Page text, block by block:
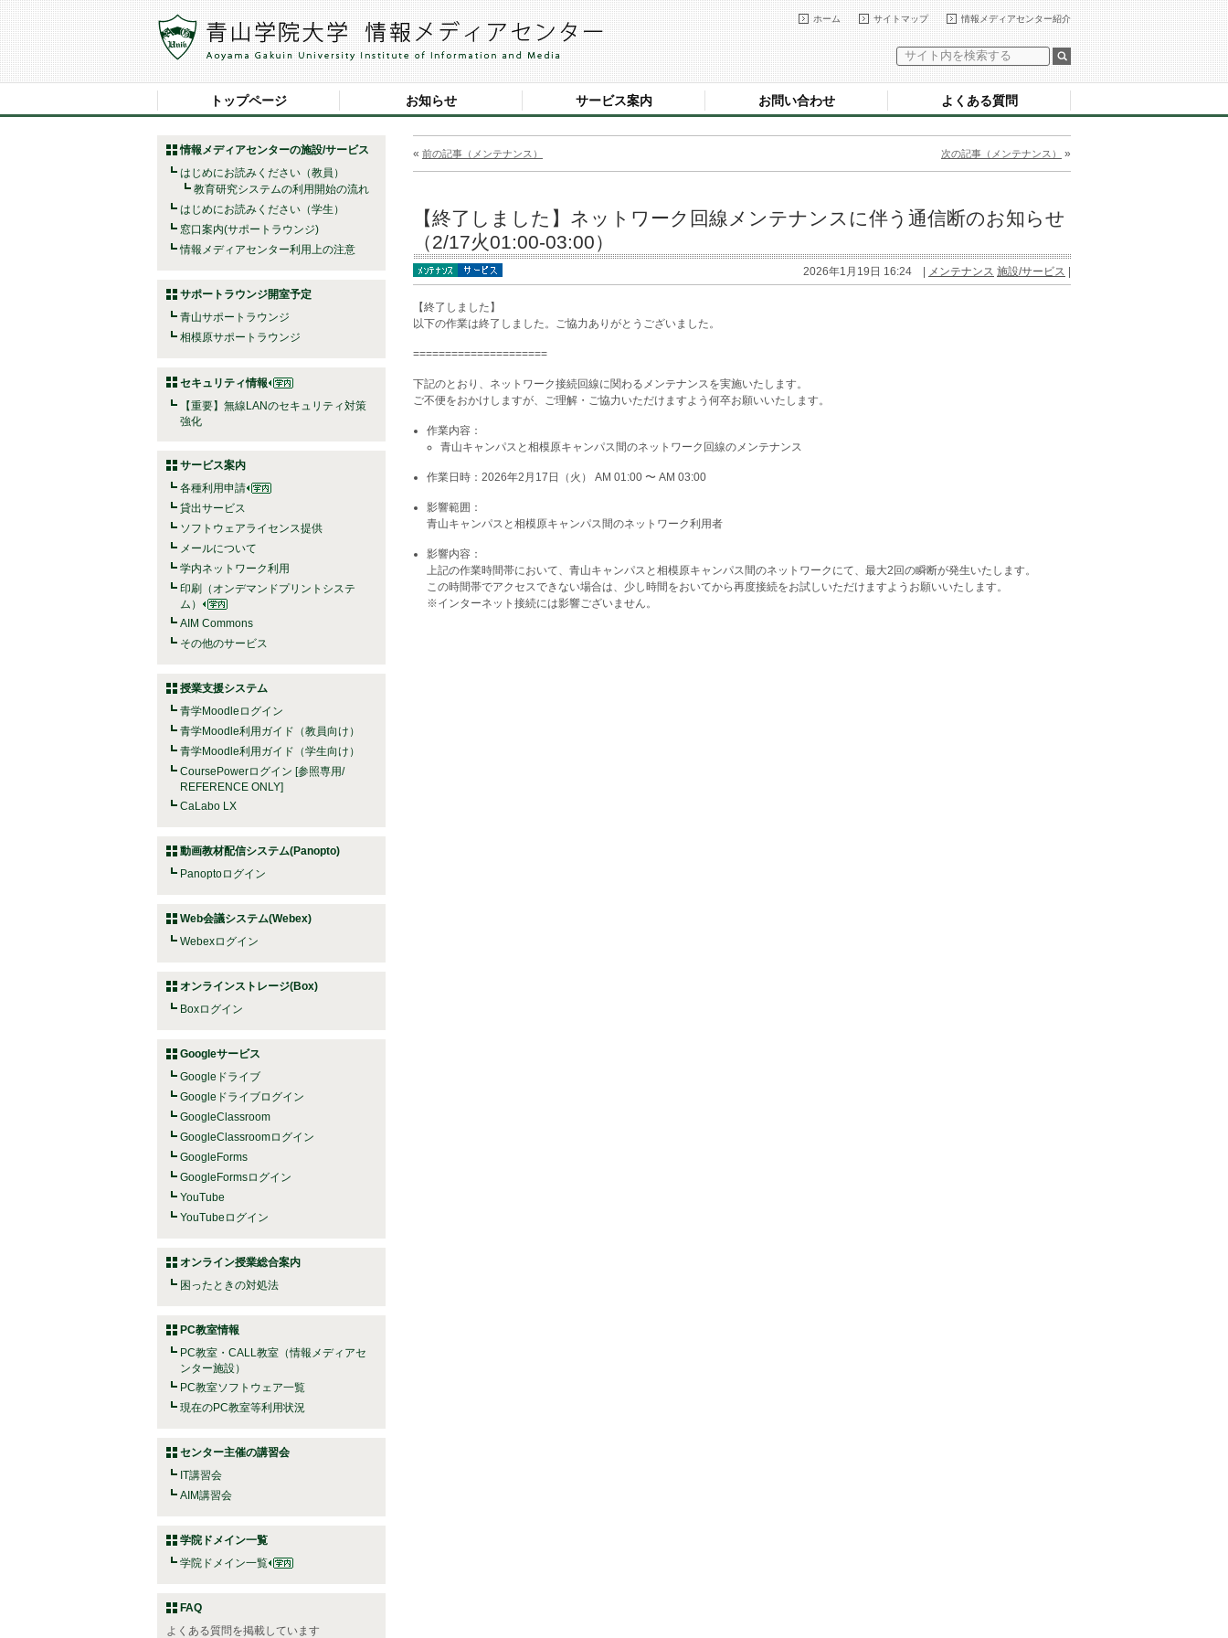
情報メディアセンター紹介
サイトマップ
ホーム
トップページ お知らせ サービス案内 お問い合わせ よくある質問
情報メディアセンターの施設/サービス
はじめにお読みください（教員）
教育研究システムの利用開始の流れ
はじめにお読みください（学生）
窓口案内(サポートラウンジ)
情報メディアセンター利用上の注意
サポートラウンジ開室予定
青山サポートラウンジ
相模原サポートラウンジ
セキュリティ情報
【重要】無線LANのセキュリティ対策
強化
サービス案内
各種利用申請
貸出サービス
ソフトウェアライセンス提供
メールについて
学内ネットワーク利用
印刷（オンデマンドプリントシステ
ム）
AIM Commons
その他のサービス
授業支援システム
青学Moodleログイン
青学Moodle利用ガイド（教員向け）
青学Moodle利用ガイド（学生向け）
CoursePowerログイン [参照専用/
REFERENCE ONLY]
CaLabo LX
動画教材配信システム(Panopto)
Panoptoログイン
Web会議システム(Webex)
Webexログイン
オンラインストレージ(Box)
Boxログイン
Googleサービス
Googleドライブ
Googleドライブログイン
GoogleClassroom
GoogleClassroomログイン
GoogleForms
GoogleFormsログイン
YouTube
YouTubeログイン
オンライン授業総合案内
困ったときの対処法
PC教室情報
PC教室・CALL教室（情報メディアセ
ンター施設）
PC教室ソフトウェア一覧
現在のPC教室等利用状況
センター主催の講習会
IT講習会
AIM講習会
学院ドメイン一覧
学院ドメイン一覧
FAQ
よくある質問を掲載しています
« 前の記事（メンテナンス） 次の記事（メンテナンス） »
【終了しました】ネットワーク回線メンテナンスに伴う通信断のお知らせ
（2/17火01:00-03:00）
2026年1月19日 16:24 | メンテナンス 施設/サービス
【終了しました】
以下の作業は終了しました。ご協力ありがとうございました。
=====================
下記のとおり、ネットワーク接続回線に関わるメンテナンスを実施いたします。
ご不便をおかけしますが、ご理解・ご協力いただけますよう何卒お願いいたします。
作業内容：
青山キャンパスと相模原キャンパス間のネットワーク回線のメンテナンス
作業日時：2026年2月17日（火） AM 01:00 〜 AM 03:00
影響範囲：
青山キャンパスと相模原キャンパス間のネットワーク利用者
影響内容：
上記の作業時間帯において、青山キャンパスと相模原キャンパス間のネットワークにて、最大2回の瞬断が発生いたします。
この時間帯でアクセスできない場合は、少し時間をおいてから再度接続をお試しいただけますようお願いいたします。
※インターネット接続には影響ございません。